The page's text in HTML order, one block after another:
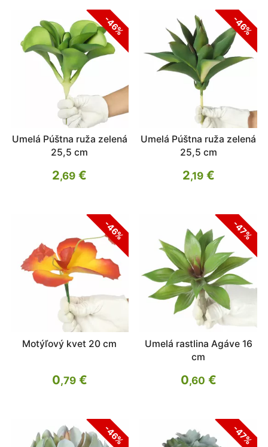
-46%
Umelá Púštna ruža zelená
25,5 cm
2,69 €
-46%
Umelá Púštna ruža zelená
25,5 cm
2,19€
-46%
Motýľový kvet 20 cm
0,79€
-47%
Umelá rastlina Agáve 16
cm
0,60 €
-46% -47%